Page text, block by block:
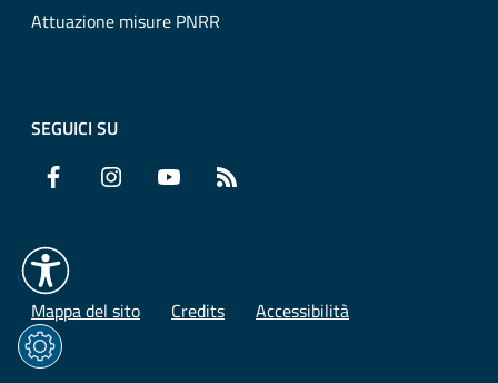
Attuazione misure PNRR
SEGUICI SU
Facebook Instagram YouTube
Mappa del sito Credits Accessibilità